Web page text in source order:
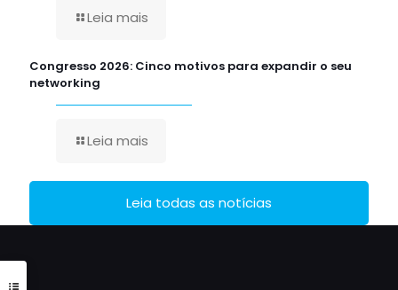
Leia mais
Congresso 2026: Cinco motivos para expandir o seu
networking
Leia mais
Leia todas as notícias